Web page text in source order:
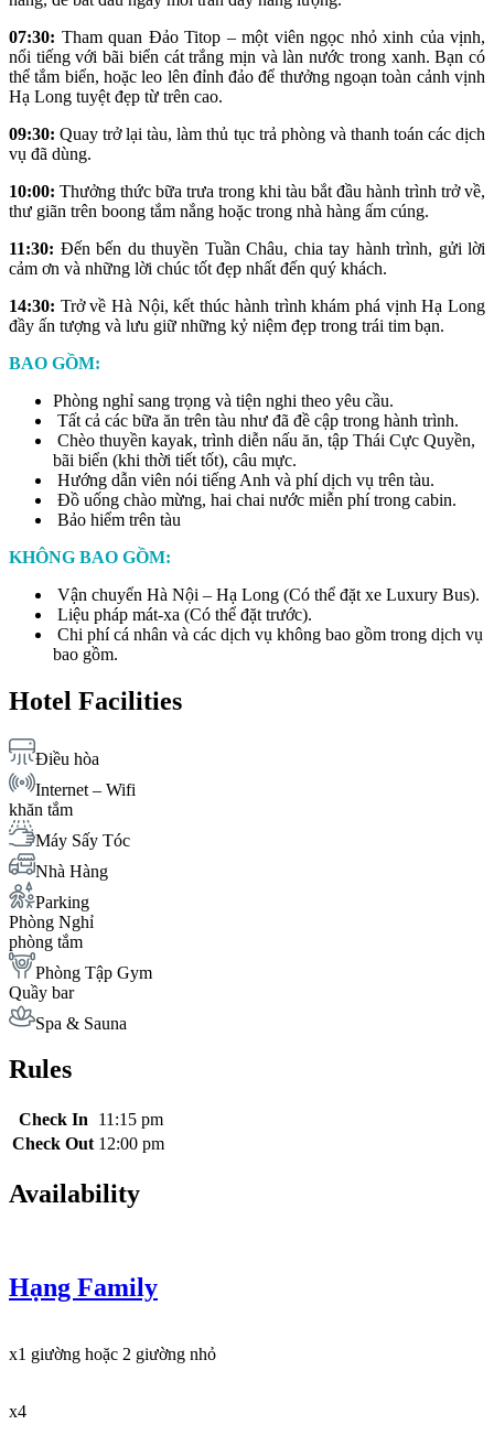
07:30: Tham quan Đảo Titop – một viên ngọc nhỏ xinh của vịnh,
nổi tiếng với bãi biển cát trắng mịn và làn nước trong xanh. Bạn có
thể tắm biển, hoặc leo lên đỉnh đảo để thưởng ngoạn toàn cảnh vịnh
Hạ Long tuyệt đẹp từ trên cao.
09:30: Quay trở lại tàu, làm thủ tục trả phòng và thanh toán các dịch
vụ đã dùng.
10:00: Thưởng thức bữa trưa trong khi tàu bắt đầu hành trình trở về,
thư giãn trên boong tắm nắng hoặc trong nhà hàng ấm cúng.
11:30: Đến bến du thuyền Tuần Châu, chia tay hành trình, gửi lời
cảm ơn và những lời chúc tốt đẹp nhất đến quý khách.
14:30: Trở về Hà Nội, kết thúc hành trình khám phá vịnh Hạ Long
đầy ấn tượng và lưu giữ những kỷ niệm đẹp trong trái tim bạn.
BAO GỒM:
Phòng nghỉ sang trọng và tiện nghi theo yêu cầu.
Tất cả các bữa ăn trên tàu như đã đề cập trong hành trình.
Chèo thuyền kayak, trình diễn nấu ăn, tập Thái Cực Quyền,
bãi biển (khi thời tiết tốt), câu mực.
Hướng dẫn viên nói tiếng Anh và phí dịch vụ trên tàu.
Đồ uống chào mừng, hai chai nước miễn phí trong cabin.
Bảo hiểm trên tàu
KHÔNG BAO GỒM:
Vận chuyển Hà Nội – Hạ Long (Có thể đặt xe Luxury Bus).
Liệu pháp mát-xa (Có thể đặt trước).
Chi phí cá nhân và các dịch vụ không bao gồm trong dịch vụ
bao gồm.
Hotel Facilities
Điều hòa
Internet – Wifi
khăn tắm
Máy Sấy Tóc
Nhà Hàng
Parking
Phòng Nghỉ
phòng tắm
Phòng Tập Gym
Quầy bar
Spa & Sauna
Rules
Check In
11:15 pm
Check Out 12:00 pm
Availability
Hạng Family
x1 giường hoặc 2 giường nhỏ
x4